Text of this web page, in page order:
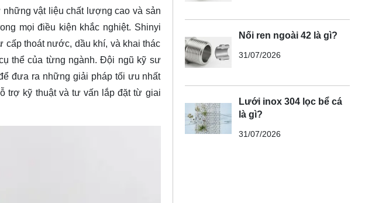
vật liệu chất lượng cao và sản
mọi điều kiện khắc nghiệt. Shinyi
cấp thoát nước, dầu khí, và khai thác
thể của từng ngành. Đội ngũ kỹ sư
đưa ra những giải pháp tối ưu nhất
trợ kỹ thuật và tư vấn lắp đặt từ giai
Nối ren ngoài 42 là gì?
31/07/2026
Lưới inox 304 lọc bể cá
là gì?
31/07/2026